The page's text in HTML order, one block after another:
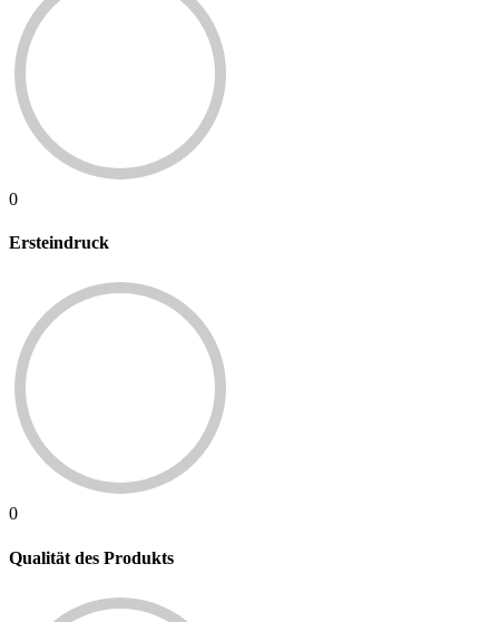
0
Ersteindruck
0
Qualität des Produkts